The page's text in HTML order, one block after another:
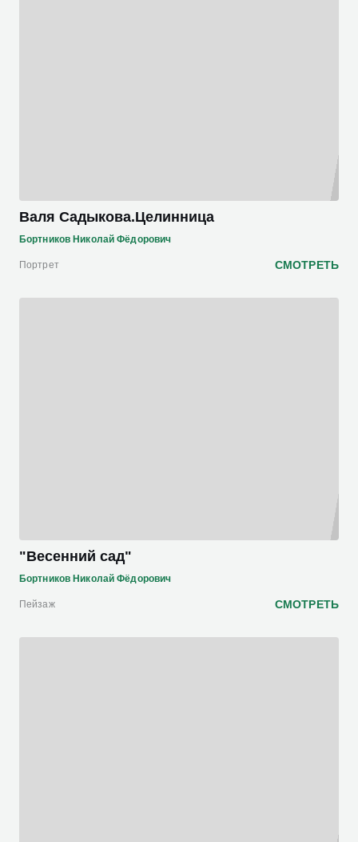
Валя Садыкова.Целинница
Бортников Николай Фёдорович
Портрет СМОТРЕТЬ
"Весенний сад"
Бортников Николай Фёдорович
Пейзаж СМОТРЕТЬ